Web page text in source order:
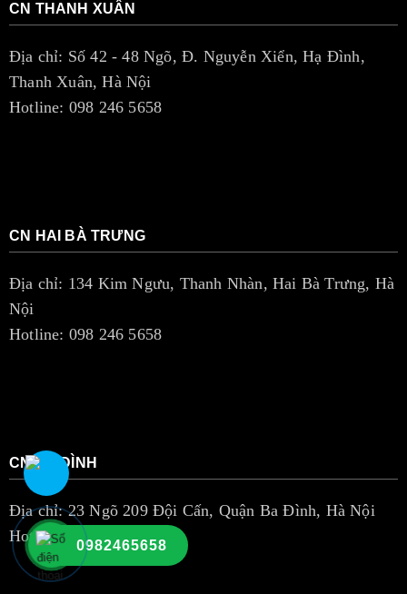
CN THANH XUÂN
Địa chỉ: Số 42 - 48 Ngõ, Đ. Nguyễn Xiển, Hạ Đình,
Thanh Xuân, Hà Nội
Hotline: 098 246 5658
CN HAI BÀ TRƯNG
Địa chỉ: 134 Kim Ngưu, Thanh Nhàn, Hai Bà Trưng, Hà
Nội
Hotline: 098 246 5658
CN BA ĐÌNH
Địa chỉ: 23 Ngõ 209 Đội Cấn, Quận Ba Đình, Hà Nội
Hotline: 098 246 5658
0982465658